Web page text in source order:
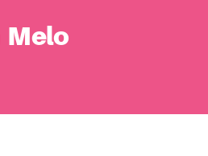
Melo